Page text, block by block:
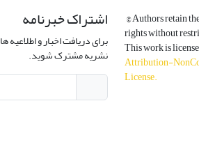
© Authors retain
rights without
This work is
Attribution-
License.
اشتراک خبرنامه
برای دریافت اخبار و
نشریه مشترک شوید.